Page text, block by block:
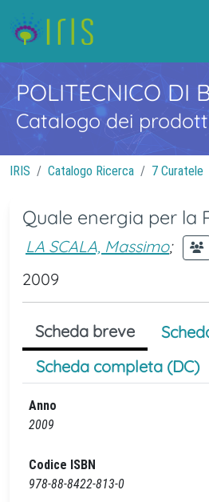
POLITECNICO DI
Catalogo dei
IRIS Catalogo Ricerca 7 Curatele
Quale energia per la
LA SCALA, Massimo;
2009
Scheda breve
Scheda completa (DC)
Anno
2009
Codice ISBN
978-88-8422-813-0